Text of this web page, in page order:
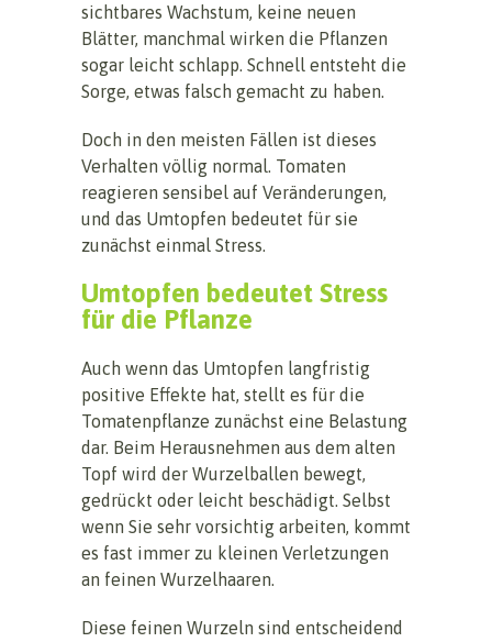
sichtbares Wachstum, keine neuen
Blätter, manchmal wirken die Pflanzen
sogar leicht schlapp. Schnell entsteht die
Sorge, etwas falsch gemacht zu haben.
Doch in den meisten Fällen ist dieses
Verhalten völlig normal. Tomaten
reagieren sensibel auf Veränderungen,
und das Umtopfen bedeutet für sie
zunächst einmal Stress.
Umtopfen bedeutet Stress
für die Pflanze
Auch wenn das Umtopfen langfristig
positive Effekte hat, stellt es für die
Tomatenpflanze zunächst eine Belastung
dar. Beim Herausnehmen aus dem alten
Topf wird der Wurzelballen bewegt,
gedrückt oder leicht beschädigt. Selbst
wenn Sie sehr vorsichtig arbeiten, kommt
es fast immer zu kleinen Verletzungen
an feinen Wurzelhaaren.
Diese feinen Wurzeln sind entscheidend